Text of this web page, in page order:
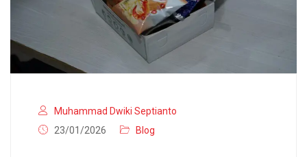
Muhammad Dwiki Septianto
23/01/2026
Blog